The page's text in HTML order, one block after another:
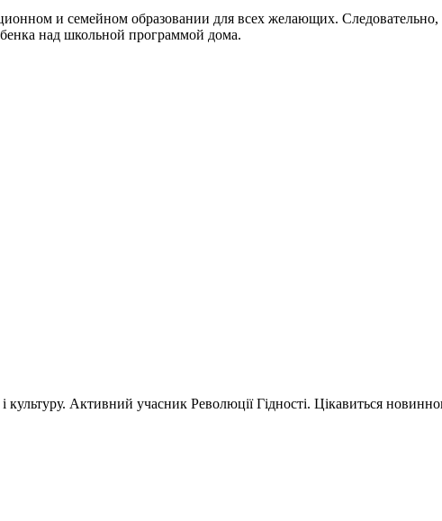
и семейном образовании для всех желающих. Следовательно,
над школьной программой дома.
культуру. Активний учасник Революції Гідності. Цікавиться